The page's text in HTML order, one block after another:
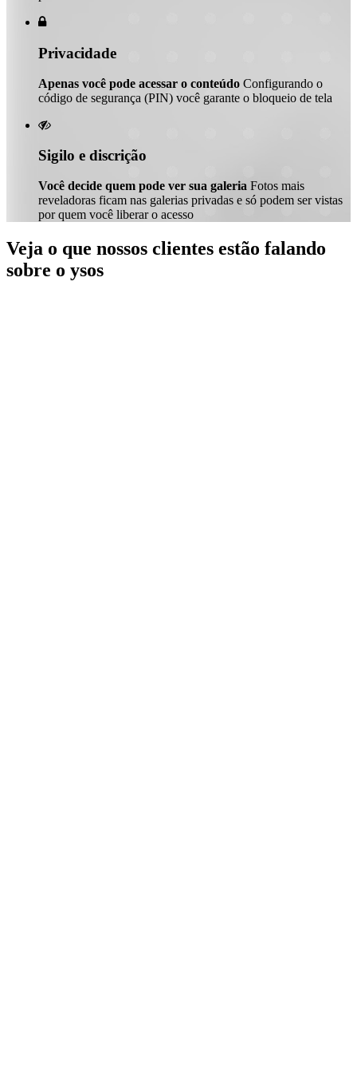

Privacidade
Apenas você pode acessar o conteúdo Configurando o
código de segurança (PIN) você garante o bloqueio de tela

Sigilo e discrição
Você decide quem pode ver sua galeria Fotos mais
reveladoras ficam nas galerias privadas e só podem ser vistas
por quem você liberar o acesso
Veja o que nossos clientes estão falando
sobre o ysos